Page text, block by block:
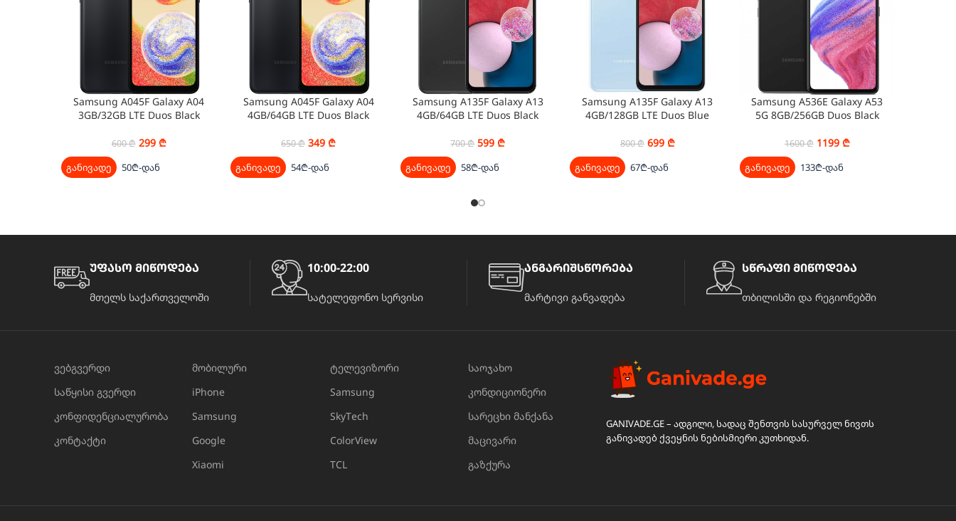
Samsung A045F Galaxy A04
3GB/32GB LTE Duos Black
600₾ 299 ₾
განივადე 50₾-დან
Samsung A045F Galaxy A04
4GB/64GB LTE Duos Black
650₾ 349 ₾
განივადე 54₾-დან
Samsung A135F Galaxy A13
4GB/64GB LTE Duos Black
700₾ 599 ₾
განივადე 58₾-დან
Samsung A135F Galaxy A13
4GB/128GB LTE Duos Blue
800₾ 699 ₾
განივადე 67₾-დან
Samsung A536E Galaxy A53
5G 8GB/256GB Duos Black
1600₾ 1199 ₾
განივადე 133₾-დან
უფასო მიწოდება
მთელს საქართველოში
10:00-22:00
სატელეფონო სერვისი
ანგარიშსწორება
მარტივი განვადება
სწრაფი მიწოდება
თბილისში და რეგიონებში
ვებგვერდი
საწყისი გვერდი
კონფიდენციალურობა
კონტაქტი
მობილური
iPhone
Samsung
Google
Xiaomi
ტელევიზორი
Samsung
SkyTech
ColorView
TCL
საოჯახო
კონდიციონერი
სარეცხი მანქანა
მაცივარი
გაზქურა
GANIVADE.GE – ადგილი, სადაც შენთვის სასურველ ნივთს
განივადებ ქვეყნის ნებისმიერი კუთხიდან.